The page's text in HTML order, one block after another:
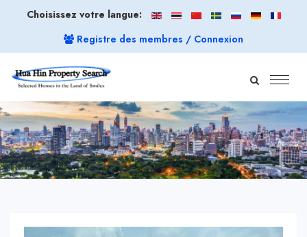
Choisissez votre langue:
Registre des membres / Connexion